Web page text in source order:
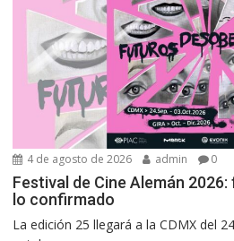
4 de agosto de 2026 admin 0
Festival de Cine Alemán
lo confirmado
La edición 25 llegará a la CDMX del